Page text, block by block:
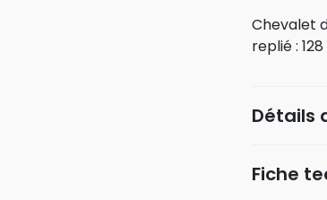
Chevalet
replié :
Détails
Fiche